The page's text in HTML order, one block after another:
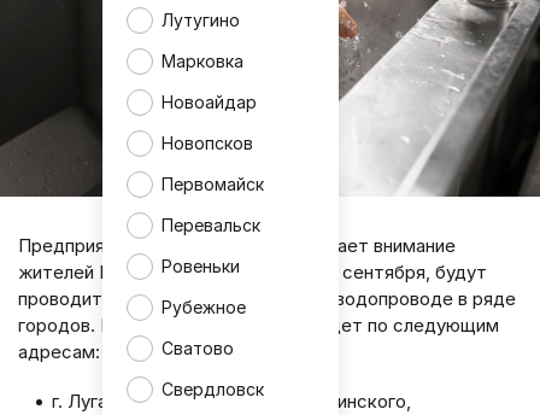
Лутугино
Марковка
Новоайдар
Новопсков
Первомайск
Перевальск
Ровеньки
Рубежное
Сватово
Свердловск
Предприятие «Лугансквода» обращает внимание
жителей Республики, что сегодня, 2 сентября, будут
проводиться ремонтные работы на водопроводе в ряде
городов. В связи с этим воды не будет по следующим
адресам:
г. Луганск: ул.Широкая, ул.Коцюбинского,